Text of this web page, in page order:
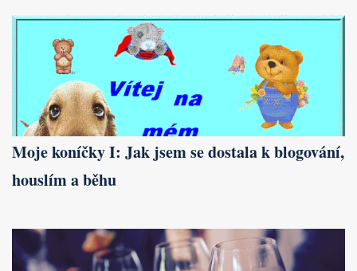
Moje koníčky I: Jak jsem se dostala k blogování,
houslím a běhu